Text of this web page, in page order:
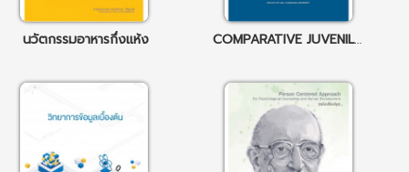
นวัตกรรมอาหารกึ่งแห้ง COMPARATIVE JUVENILE CRIMINAL JUSTICE